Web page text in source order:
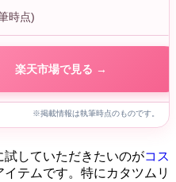
時点)
楽天市場で見る →
※掲載情報は執筆時点のものです。
していただきたいのがコス
テムです。特にカタツムリ